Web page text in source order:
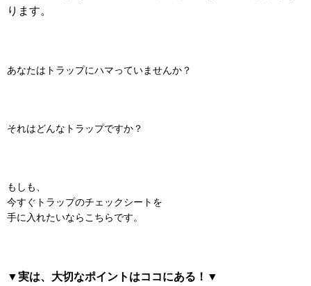
ります。
あなたはトラップにハマっていませんか？
それはどんなトラップですか？
もしも、
今すぐトラップのチェックシートを
手に入れたいならこちらです。
▼実は、大切なポイントはココにある！▼